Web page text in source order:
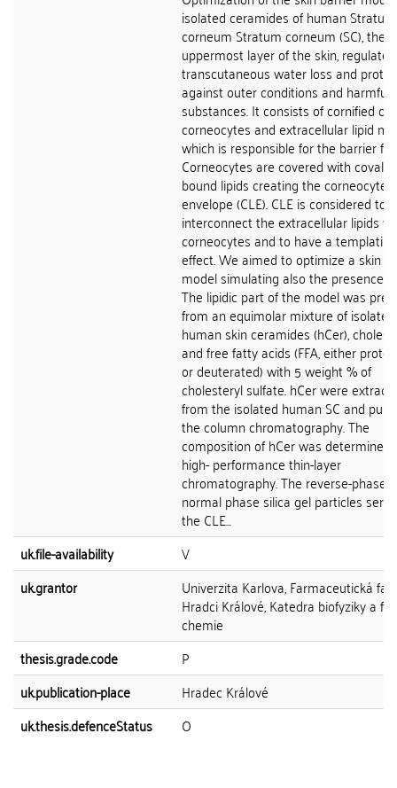
isolated ceramides of human Stratum
corneum Stratum corneum (SC), the
uppermost layer of the skin, regulates
transcutaneous water loss and
against outer conditions and harmful
substances. It consists of cornified
corneocytes and extracellular lipid
which is responsible for the barrier
Corneocytes are covered with
bound lipids creating the corneocyte
envelope (CLE). CLE is considered to
interconnect the extracellular lipids
corneocytes and to have a templating
effect. We aimed to optimize a skin
model simulating also the presence
The lipidic part of the model was
from an equimolar mixture of isolated
human skin ceramides (hCer),
and free fatty acids (FFA, either
or deuterated) with 5 weight % of
cholesteryl sulfate. hCer were
from the isolated human SC and
the column chromatography. The
composition of hCer was determined
high- performance thin-layer
chromatography. The reverse-phase
normal phase silica gel particles
the CLE...
uk.file-availability
V
uk.grantor
Univerzita Karlova, Farmaceutická
Hradci Králové, Katedra biofyziky a
chemie
thesis.grade.code
P
uk.publication-place
Hradec Králové
uk.thesis.defenceStatus
O